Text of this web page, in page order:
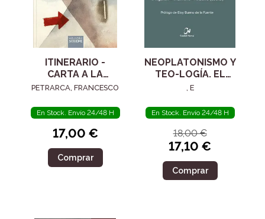
ITINERARIO -
CARTA A LA
POSTERIDAD
PETRARCA, FRANCESCO
En Stock. Envío 24/48 H
17,00 €
Comprar
NEOPLATONISMO Y
TEO-LOGÍA. EL
SIGLO IV
, E
En Stock. Envío 24/48 H
18,00 €
17,10 €
Comprar